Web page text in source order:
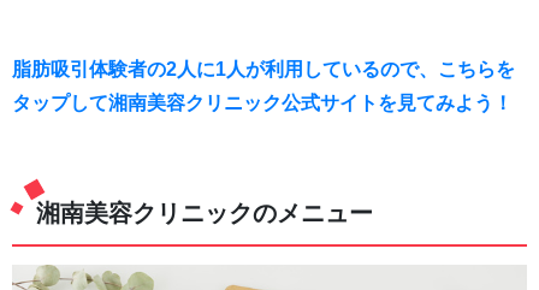
脂肪吸引体験者の2人に1人が利用しているので、こちらを
タップして湘南美容クリニック公式サイトを見てみよう！
湘南美容クリニックのメニュー